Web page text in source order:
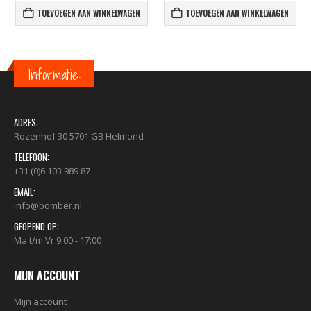
TOEVOEGEN AAN WINKELWAGEN TOEVOEGEN AAN WINKELWAGEN
Informatie:
ADRES:
Rozenhof 30 5701 GB Helmond
TELEFOON:
+31 (0)6 103 989 87
EMAIL:
info@bomber.nl
GEOPEND OP:
Ma t/m Vr 9:00 - 17:00
MIJN ACCOUNT
Mijn account